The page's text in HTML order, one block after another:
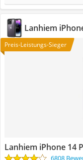
Lanhiem
Preis-Leistungs-Sieger
Lanhiem iPhone 14
6808